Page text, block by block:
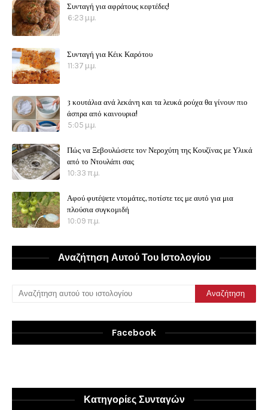
Συνταγή για αφράτους κεφτέδες!
6:23 μ.μ.
Συνταγή για Κέικ Καρότου
11:37 μ.μ.
3 κουτάλια ανά λεκάνη και τα λευκά ρούχα θα γίνουν πιο
άσπρα από καινουρια!
5:05 μ.μ.
Πώς να Ξεβουλώσετε τον Νεροχύτη της Κουζίνας με Υλικά
από το Ντουλάπι σας
10:33 π.μ.
Αφού φυτέψετε ντομάτες, ποτίστε τες με αυτό για μια
πλούσια συγκομιδή
10:09 π.μ.
Αναζήτηση Αυτού Του Ιστολογίου
Facebook
Κατηγορίες Συνταγών